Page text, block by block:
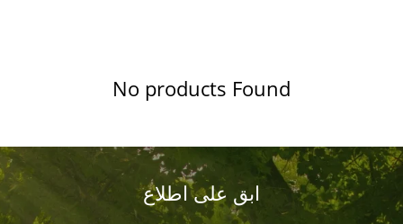
No products Found
ابق على اطلاع